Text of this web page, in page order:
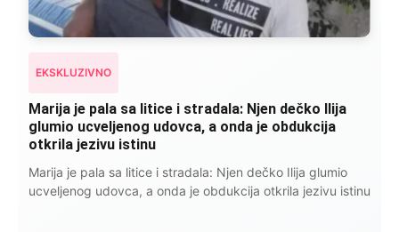
EKSKLUZIVNO
Marija je pala sa litice i stradala: Njen dečko Ilija
glumio ucveljenog udovca, a onda je obdukcija
otkrila jezivu istinu
Marija je pala sa litice i stradala: Njen dečko Ilija glumio
ucveljenog udovca, a onda je obdukcija otkrila jezivu istinu